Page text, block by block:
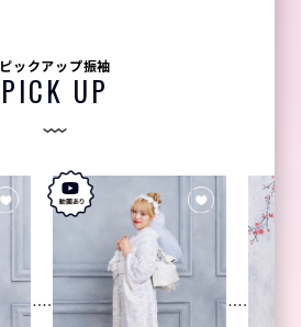
ピックアップ振袖
PICK UP